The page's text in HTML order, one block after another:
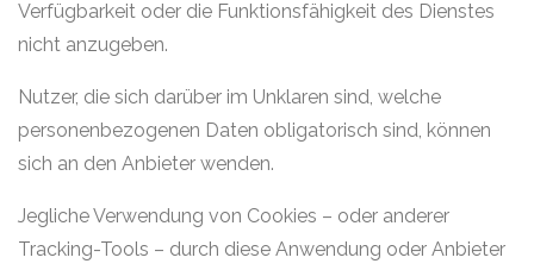
Verfügbarkeit oder die Funktionsfähigkeit des Dienstes
nicht anzugeben.
Nutzer, die sich darüber im Unklaren sind, welche
personenbezogenen Daten obligatorisch sind, können
sich an den Anbieter wenden.
Jegliche Verwendung von Cookies – oder anderer
Tracking-Tools – durch diese Anwendung oder Anbieter